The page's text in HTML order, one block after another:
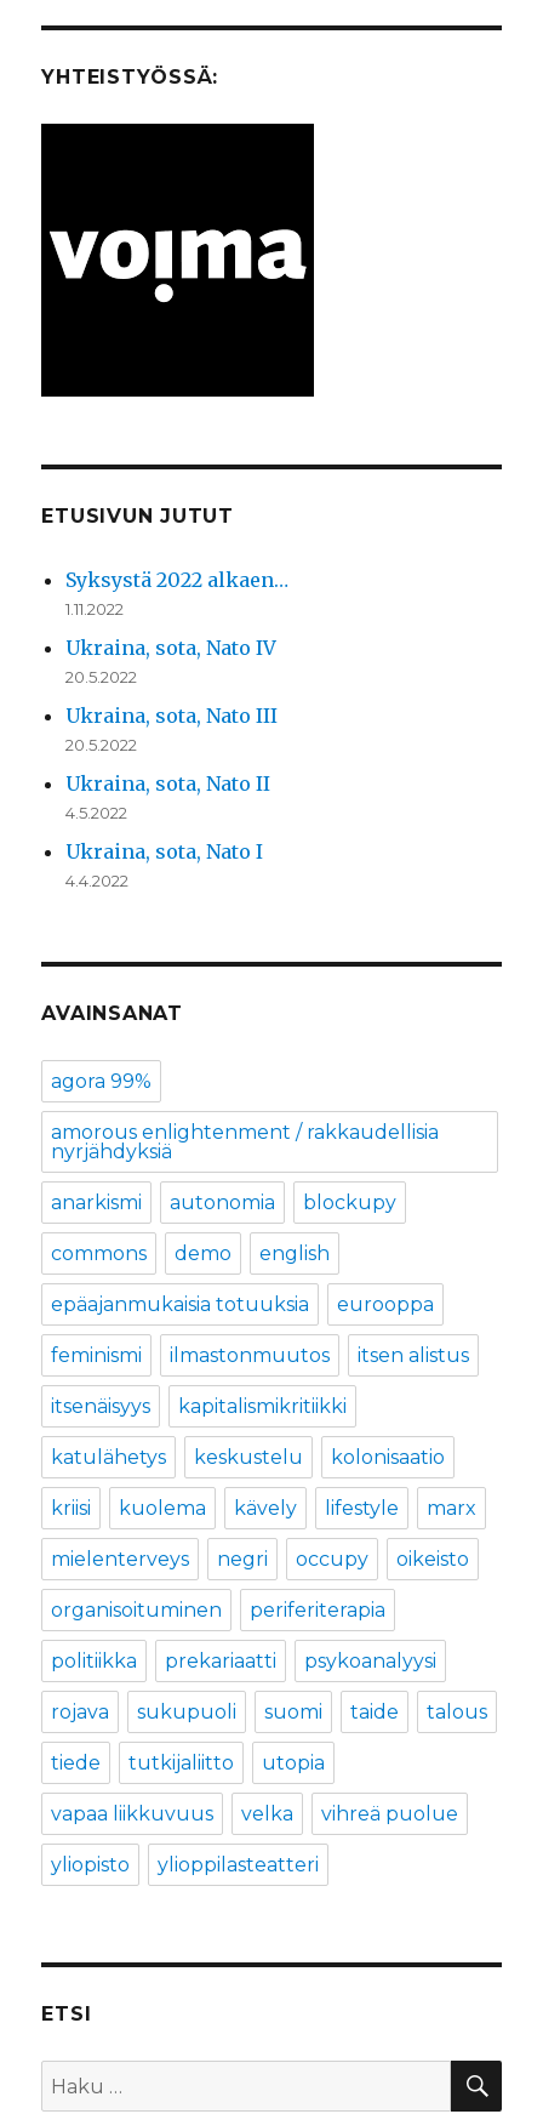
YHTEISTYÖSSÄ:
ETUSIVUN JUTUT
Syksystä 2022 alkaen…
1.11.2022
Ukraina, sota, Nato IV
20.5.2022
Ukraina, sota, Nato III
20.5.2022
Ukraina, sota, Nato II
4.5.2022
Ukraina, sota, Nato I
4.4.2022
AVAINSANAT
agora 99%
amorous enlightenment / rakkaudellisia
nyrjähdyksiä
anarkismi autonomia blockupy
commons demo english
epäajanmukaisia totuuksia eurooppa
feminismi ilmastonmuutos itsen alistus
itsenäisyys kapitalismikritiikki
katulähetys keskustelu kolonisaatio
kriisi kuolema kävely lifestyle marx
mielenterveys negri occupy oikeisto
organisoituminen periferiterapia
politiikka prekariaatti psykoanalyysi
rojava sukupuoli suomi taide talous
tiede tutkijaliitto utopia
vapaa liikkuvuus velka vihreä puolue
yliopisto ylioppilasteatteri
ETSI
Etsi: